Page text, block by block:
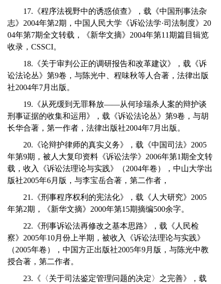
17.《程序法视野中的诱惑侦查》，载《中国刑事法杂
志》2004年第2期，中国人民大学《诉讼法学·司法制度》20
04年第7期全文转载，《新华文摘》2004年第11期篇目辑览
收录，CSSCI。
18.《关于审判公正的调研报告和改革建议》，载《诉
讼法论丛》第9卷，与陈光中、程味秋等人合著，法律出版
社2004年7月出版。
19.《从死缓到无罪释放——从何珍瑞杀人案的辩护谈
刑事证据的收集和运用》，载《诉讼法论丛》第9卷，与胡
长华合著，第一作者，法律出版社2004年7月出版。
20.《论辩护律师的真实义务》，载《中国司法》2005
年第9期，被人大复印资料《诉讼法学》2006年第1期全文转
载，收入《诉讼法理论与实践》（2004年卷），中山大学出
版社2005年6月版，与李宝岳合著，第二作者，
21.《刑事程序权利的宪法化》，载《人大研究》2005
年第2期，《新华文摘》2000年第15期摘编500余字。
22.《刑事诉讼法再修改之基本思路》，载《人民检
察》2005年10月份上半期，被收入《诉讼法理论与实践》
（2005年卷），中国方正出版社2005年9月版，与陈光中教
授合著，第二作者。
23.《〈关于司法鉴定管理问题的决定〉之完善》，载